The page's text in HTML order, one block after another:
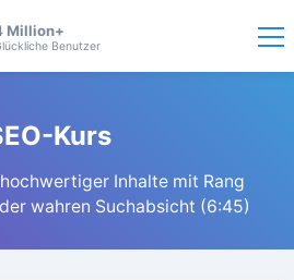
Million+
Benutzer
Kurs
Inhalte mit Rang
wahren Suchabsicht (6:45)